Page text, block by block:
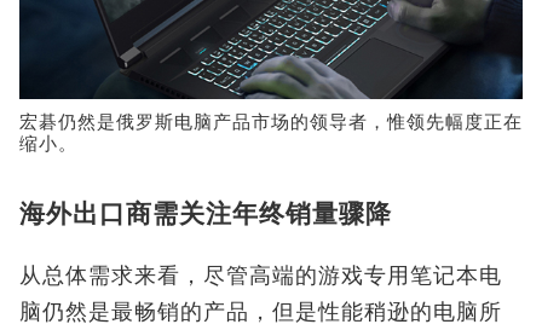
宏碁仍然是俄罗斯电脑产品市场的领导者，惟领先幅度正在
缩小。
海外出口商需关注年终销量骤降
从总体需求来看，尽管高端的游戏专用笔记本电
脑仍然是最畅销的产品，但是性能稍逊的电脑所